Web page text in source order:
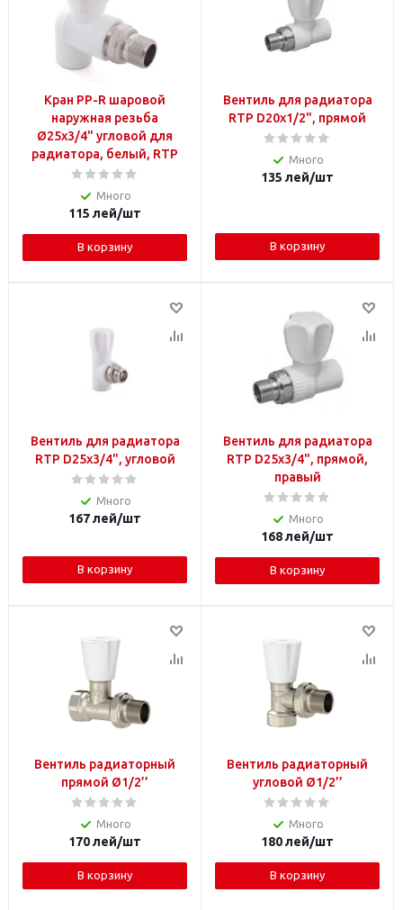
Кран PP-R шаровой
наружная резьба
Ø25х3/4" угловой для
радиатора, белый, RTP
Много
115 лей/шт
В корзину
Вентиль для радиатора
RTP D20x1/2", прямой
Много
135 лей/шт
В корзину
Вентиль для радиатора
RTP D25x3/4", угловой
Много
167лей/шт
В корзину
Вентиль для радиатора
RTP D25х3/4", прямой,
правый
Много
168лей/шт
В корзину
Вентиль радиаторный
прямой Ø1/2’’
Много
170лей/шт
В корзину
Вентиль радиаторный
угловой Ø1/2’’
Много
180лей/шт
В корзину